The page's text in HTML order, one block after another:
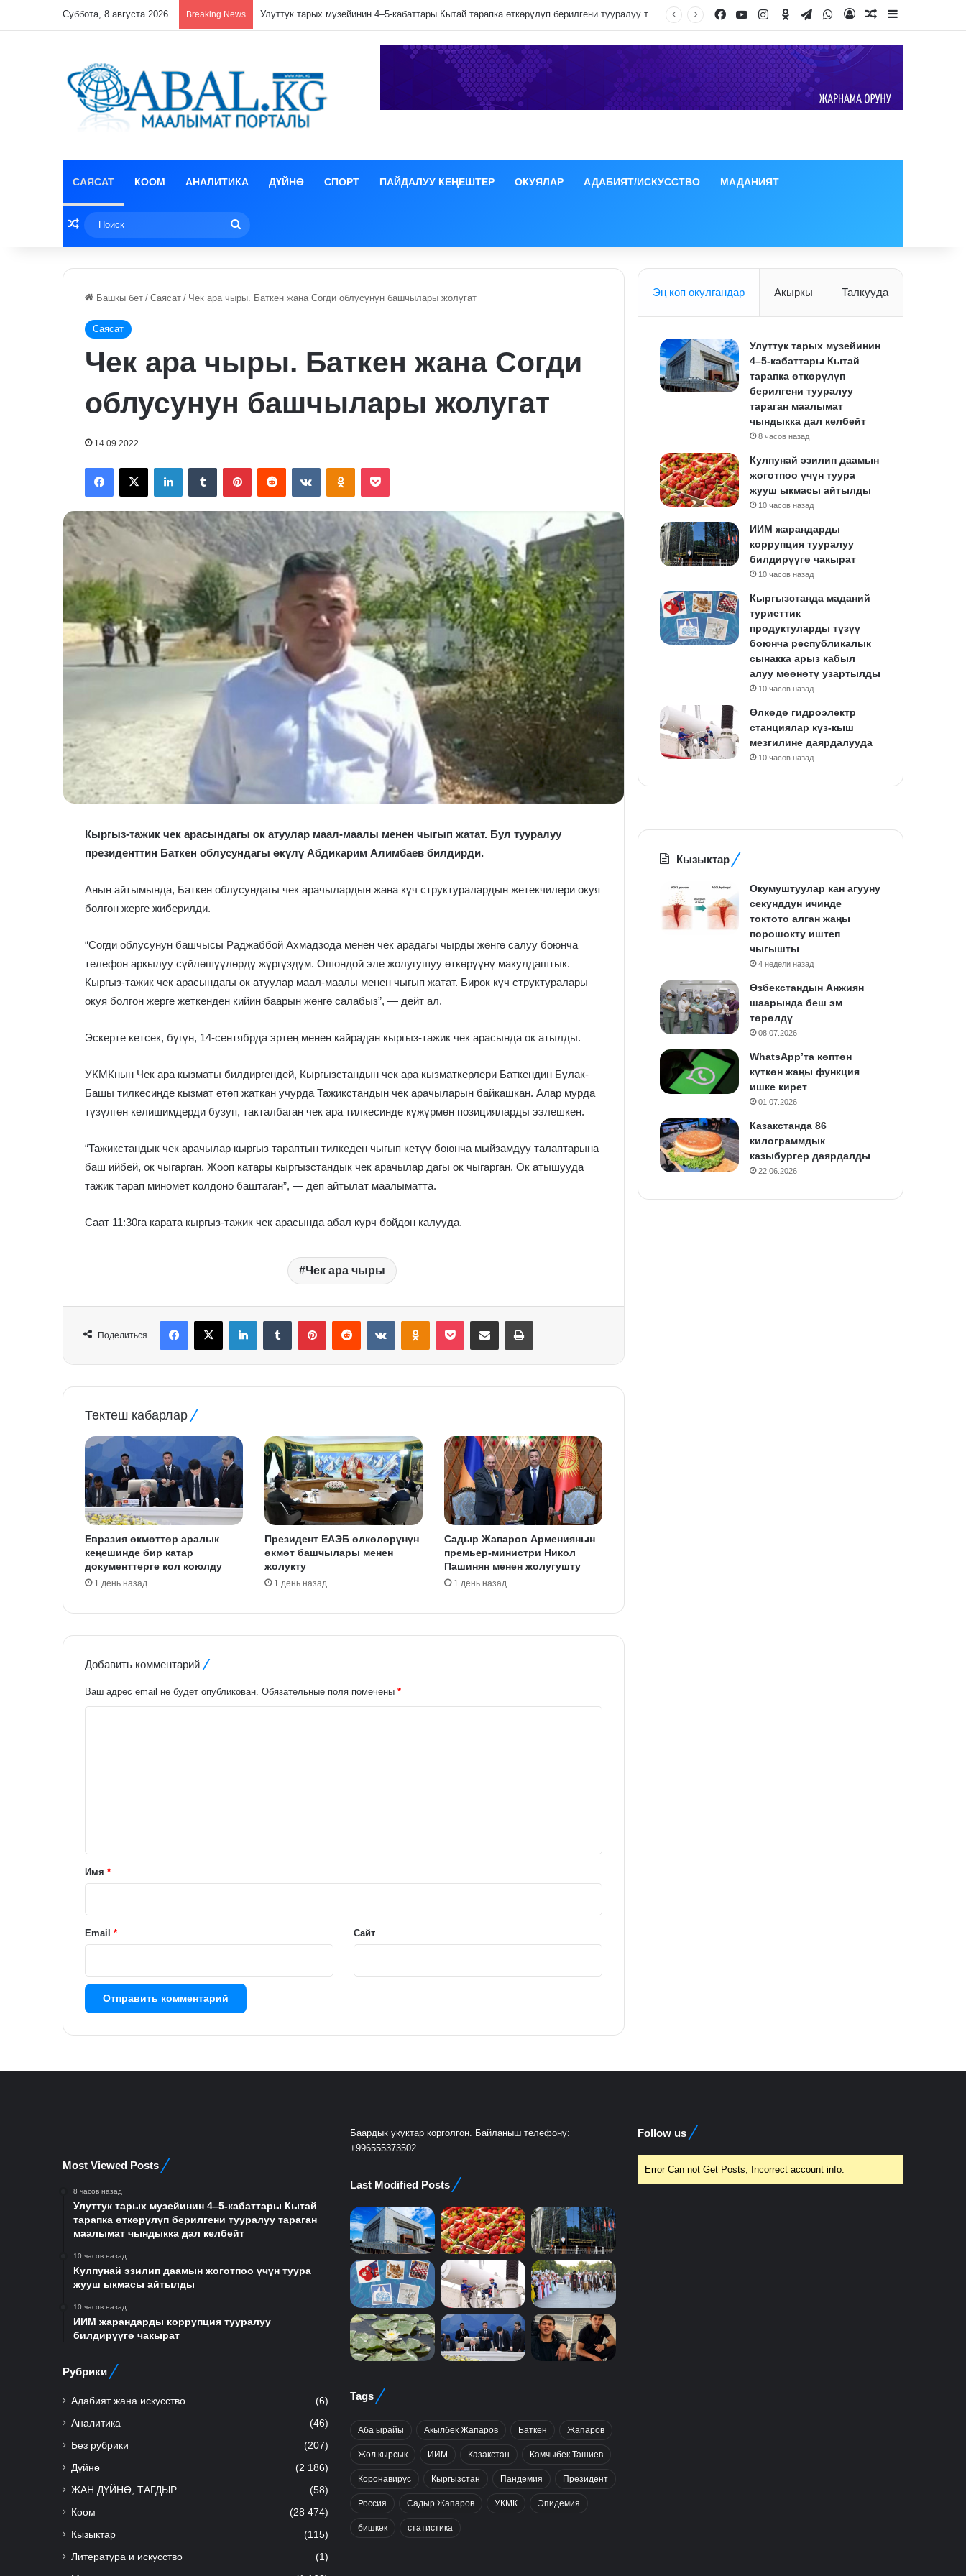
Суббота, 8 августа 2026 Breaking News Кулпунай эзилип даамын жоготпоо үчүн туура жууш ыкмасы айтылды Facebook
YouTubeInstagram
Odnoklassniki
TelegramWhatsApp
Log InRandom Article
Sidebar
САЯСАТ КООМ АНАЛИТИКА ДҮЙНӨ СПОРТ ПАЙДАЛУУ КЕҢЕШТЕР ОКУЯЛАР АДАБИЯТ/ИСКУССТВО МАДАНИЯТ
Random Article
Башкы бет / Саясат / Чек ара чыры. Баткен жана Согди облусунун башчылары жолугат
Саясат
Чек ара чыры. Баткен жана Согди
облусунун башчылары жолугат
14.09.2022
FacebookX LinkedInTumblr PinterestReddit VKontakteOdnoklassniki
Pocket
Кыргыз-тажик чек арасындагы ок атуулар маал-маалы менен чыгып жатат. Бул тууралуу
президенттин Баткен облусундагы өкүлү Абдикарим Алимбаев билдирди.
Анын айтымында, Баткен облусундагы чек арачылардын жана күч структуралардын жетекчилери окуя
болгон жерге жиберилди.
“Согди облусунун башчысы Раджаббой Ахмадзода менен чек арадагы чырды жөнгө салуу боюнча
телефон аркылуу сүйлөшүүлөрдү жүргүздүм. Ошондой эле жолугушуу өткөрүүнү макулдаштык.
Кыргыз-тажик чек арасындагы ок атуулар маал-маалы менен чыгып жатат. Бирок күч структуралары
окуя болгон жерге жеткенден кийин баарын жөнгө салабыз”, — дейт ал.
Эскерте кетсек, бүгүн, 14-сентябрда эртең менен кайрадан кыргыз-тажик чек арасында ок атылды.
УКМКнын Чек ара кызматы билдиргендей, Кыргызстандын чек ара кызматкерлери Баткендин Булак-
Башы тилкесинде кызмат өтөп жаткан учурда Тажикстандын чек арачыларын байкашкан. Алар мурда
түзүлгөн келишимдерди бузуп, такталбаган чек ара тилкесинде күжүрмөн позицияларды ээлешкен.
“Тажикстандык чек арачылар кыргыз тараптын тилкеден чыгып кетүү боюнча мыйзамдуу талаптарына
баш ийбей, ок чыгарган. Жооп катары кыргызстандык чек арачылар дагы ок чыгарган. Ок атышууда
тажик тарап миномет колдоно баштаган”, — деп айтылат маалыматта.
Саат 11:30га карата кыргыз-тажик чек арасында абал курч бойдон калууда.
Чек ара чыры
Поделиться
FacebookX LinkedInTumblr PinterestReddit VKontakteOdnoklassniki
Pocket Share via Email Print
Тектеш кабарлар
Евразия өкмөттөр аралык
кеңешинде бир катар
документтерге кол коюлду
1 день назад
Президент ЕАЭБ өлкөлөрүнүн
өкмөт башчылары менен
жолукту
1 день назад
Садыр Жапаров Армениянын
премьер-министри Никол
Пашинян менен жолугушту
1 день назад
Добавить комментарий
Ваш адрес email не будет опубликован. Обязательные поля помечены *
а
й
Имя *
Email * Сайт
Эң көп окулгандар Акыркы Талкууда
Улуттук тарых музейинин
4–5-кабаттары Кытай
тарапка өткөрүлүп
берилгени тууралуу
тараган маалымат
чындыкка дал келбейт
8 часов назад
Кулпунай эзилип даамын
жоготпоо үчүн туура
жууш ыкмасы айтылды
10 часов назад
ИИМ жарандарды
коррупция тууралуу
билдирүүгө чакырат
10 часов назад
Кыргызстанда маданий
туристтик
продуктуларды түзүү
боюнча республикалык
сынакка арыз кабыл
алуу мөөнөтү узартылды
10 часов назад
Өлкөдө гидроэлектр
станциялар күз-кыш
мезгилине даярдалууда
10 часов назад
Кызыктар
Окумуштуулар кан агууну
секунддун ичинде
токтото алган жаңы
порошокту иштеп
чыгышты
4 недели назад
Өзбекстандын Анжиян
шаарында беш эм
төрөлдү
08.07.2026
WhatsApp’та көптөн
күткөн жаңы функция
ишке кирет
01.07.2026
Казакстанда 86
килограммдык
казыбургер даярдалды
22.06.2026
Most Viewed Posts
8 часов назад
Улуттук тарых музейинин 4–5-кабаттары Кытай
тарапка өткөрүлүп берилгени тууралуу тараган
маалымат чындыкка дал келбейт
10 часов назад
Кулпунай эзилип даамын жоготпоо үчүн туура
жууш ыкмасы айтылды
10 часов назад
ИИМ жарандарды коррупция тууралуу
билдирүүгө чакырат
Рубрики
Адабият жана искусство (6)
Аналитика (46)
Без рубрики (207)
Дүйнө (2 186)
ЖАН ДҮЙНӨ, ТАГДЫР (58)
Коом (28 474)
Кызыктар (115)
Литература и искусство (1)
Баардык укуктар корголгон. Байланыш телефону:
+996555373502
Last Modified Posts
Tags
Аба ырайы Акылбек Жапаров Баткен Жапаров
Жол кырсык ИИМ Казакстан Камчыбек Ташиев
Коронавирус Кыргызстан Пандемия Президент
Россия Садыр Жапаров УКМК Эпидемия
бишкек статистика
Follow us
Error Can not Get Posts, Incorrect account info.